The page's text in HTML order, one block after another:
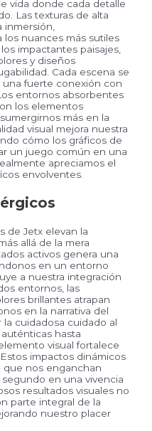
vida donde cada detalle
Las texturas de alta
nuances más sutiles
impactantes paisajes,
y diseños
Cada escena se
fuerte conexión con
entornos absorbentes
los elementos
más en la
visual mejora nuestra
cómo los gráficos de
un juego común en una
apreciamos el
envolventes.
de Jetx elevan la
allá de la mera
activos genera una
en un entorno
a nuestra integración
entornos, las
brillantes atrapan
en la narrativa del
cuidadosa cuidado al
hasta
visual fortalece
impactos dinámicos
que nos enganchan
en una vivencia
resultados visuales no
parte integral de la
nuestro placer